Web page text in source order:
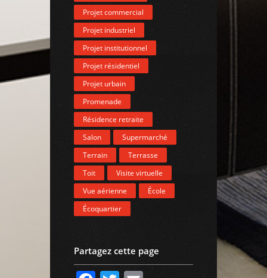
Projet commercial
Projet industriel
Projet institutionnel
Projet résidentiel
Projet urbain
Promenade
Résidence retraite
Salon
Supermarché
Terrain
Terrasse
Toit
Visite virtuelle
Vue aérienne
École
Écoquartier
Partagez cette page